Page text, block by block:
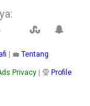
| 💼 Tentang
Privacy| 🧕 Profile